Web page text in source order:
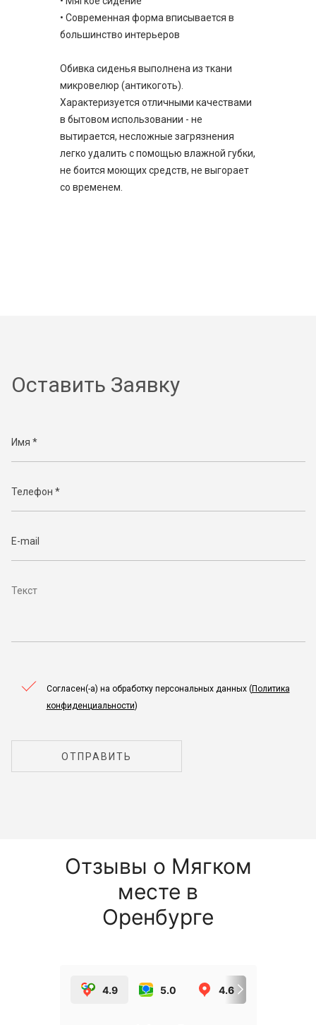
• Современная форма вписывается в
большинство интерьеров
Обивка сиденья выполнена из ткани
микровелюр (антикоготь).
Характеризуется отличными качествами
в бытовом использовании - не
вытирается, несложные загрязнения
легко удалить с помощью влажной губки,
не боится моющих средств, не выгорает
со временем.
Оставить Заявку
Согласен(-а) на обработку персональных данных (Политика
конфиденциальности)
ОТПРАВИТЬ
Отзывы о Мягком
месте в
Оренбурге
4.9 5.0 4.6